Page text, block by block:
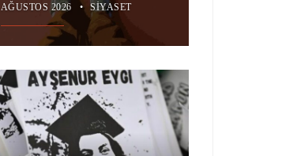
AĞUSTOS 2026
• SIYASET